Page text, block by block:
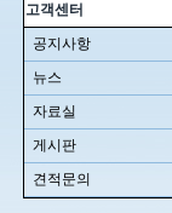
고객센터
공지사항
뉴스
자료실
게시판
견적문의